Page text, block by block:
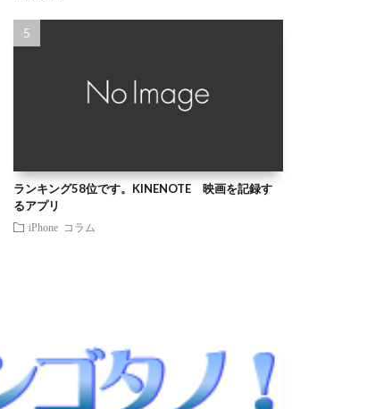
ランキング58位です。KINENOTE 映画を記録す
るアプリ
iPhone コラム